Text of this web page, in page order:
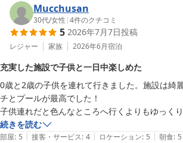
こと、大変うれしく拝読いたしました。
館内レストラン「エスカーレ」のお食事につい
たようで、シェフをはじめスタッフ一同の励み
これからも皆さまに心地よい時間をお過ごしい
良いサービスを目指してまいります。またお
りお待ちしております。
ご投稿ありがとうございました。
Mucchusan
30代/女性 |4件のクチコミ
5 2026年7月7日投稿
レジャー 家族 2026年6月宿泊
充実した施設で子供と一日中楽しめた
0歳と2歳の子供を連れて行きました。施設は綺
チとプールが最高でした！
子供連れだと色んなところへ行くよりもゆっく
ルを選びました。
ホテル内で1日過ごしても、室内プール？屋外プ
続きを読む
部屋: 5 | 接客・サービス: 4 | ロケーション: 5 | 朝食: 5